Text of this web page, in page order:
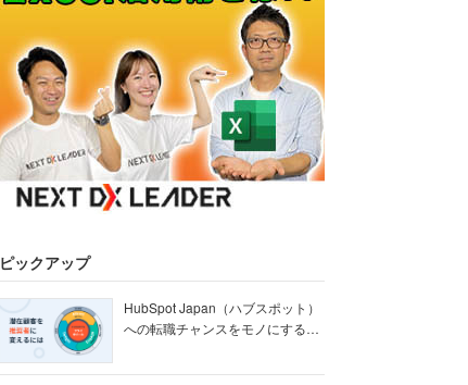
ピックアップ
HubSpot Japan（ハブスポット）
への転職チャンスをモノにする